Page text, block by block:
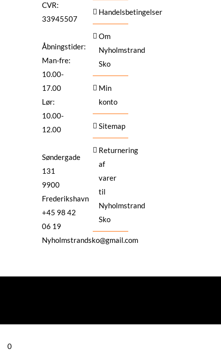
CVR:
33945507
Åbningstider:
Man-fre:
10.00-
17.00
Lør:
10.00-
12.00
Søndergade
131
9900
Frederikshavn
+45 98 42
06 19
Nyholmstrandsko@gmail.com
Handelsbetingelser
Om
Nyholmstrand
Sko
Min
konto
Sitemap
Returnering
af
varer
til
Nyholmstrand
Sko
0